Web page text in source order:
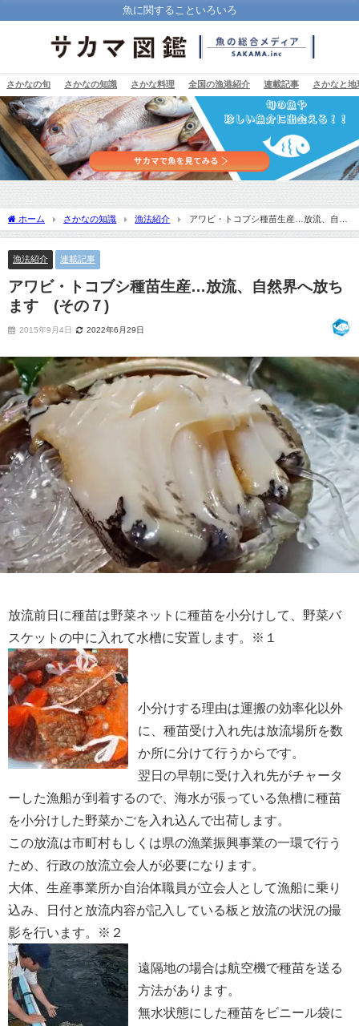
魚に関することいろいろ
さかなの旬 さかなの知識 さかな料理 全国の漁港紹介 連載記事 さかなと地
ホーム さかなの知識 漁法紹介
アワビ・トコブシ種苗生産…放流、自然
界へ放ちます (その７)
漁法紹介 連載記事
アワビ・トコブシ種苗生産…放流、自然界へ放ち
ます (その７)
2015年9月4日 2022年6月29日
放流前日に種苗は野菜ネットに種苗を小分けして、野菜バ
スケットの中に入れて水槽に安置します。※１
小分けする理由は運搬の効率化以外
に、種苗受け入れ先は放流場所を数
か所に分けて行うからです。
翌日の早朝に受け入れ先がチャータ
ーした漁船が到着するので、海水が張っている魚槽に種苗
を小分けした野菜かごを入れ込んで出荷します。
この放流は市町村もしくは県の漁業振興事業の一環で行う
ため、行政の放流立会人が必要になります。
大体、生産事業所か自治体職員が立会人として漁船に乗り
込み、日付と放流内容が記入している板と放流の状況の撮
影を行います。※２
遠隔地の場合は航空機で種苗を送る
方法があります。
無水状態にした種苗をビニール袋に